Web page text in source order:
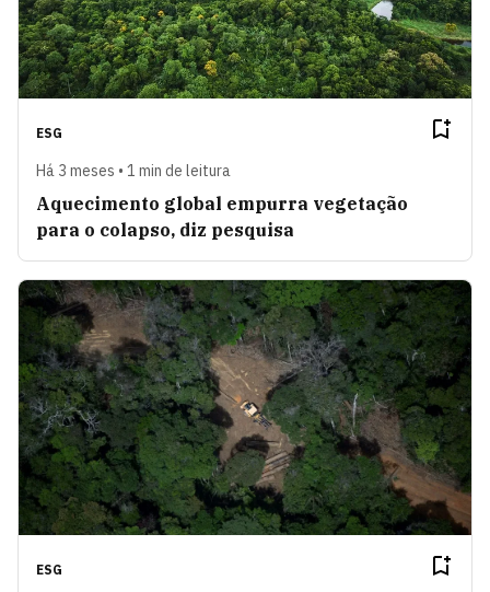
ESG
Há 3 meses • 1 min de leitura
Aquecimento global empurra vegetação
para o colapso, diz pesquisa
ESG